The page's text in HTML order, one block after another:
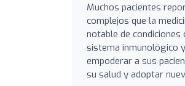
Muchos pacientes
complejos que la
notable de
sistema inmunológico
empoderar a sus
su salud y adoptar